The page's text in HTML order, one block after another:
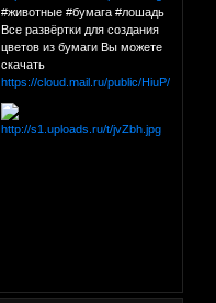
#животные #бумага #лошадь
Все развёртки для создания
цветов из бумаги Вы можете
скачать
https://cloud.mail.ru/public/HiuP/